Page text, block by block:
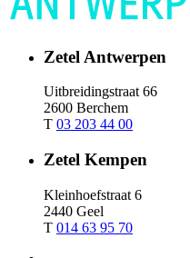
Zetel Antwerpen
Uitbreidingstraat 66
2600 Berchem
T 03 203 44 00
Zetel Kempen
Kleinhoefstraat 6
2440 Geel
T 014 63 95 70